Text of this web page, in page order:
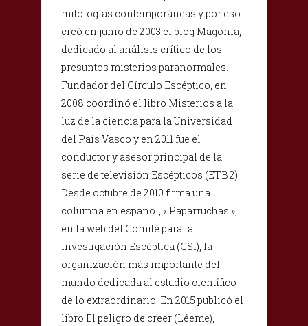
mitologías contemporáneas y por eso
creó en junio de 2003 el blog Magonia,
dedicado al análisis crítico de los
presuntos misterios paranormales.
Fundador del Círculo Escéptico, en
2008 coordinó el libro Misterios a la
luz de la ciencia para la Universidad
del País Vasco y en 2011 fue el
conductor y asesor principal de la
serie de televisión Escépticos (ETB 2).
Desde octubre de 2010 firma una
columna en español, «¡Paparruchas!»,
en la web del Comité para la
Investigación Escéptica (CSI), la
organización más importante del
mundo dedicada al estudio científico
de lo extraordinario. En 2015 publicó el
libro El peligro de creer (Léeme),